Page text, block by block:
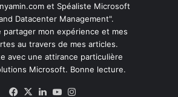
et Spéaliste Microsoft
Datacenter Management".
partager mon expérience et mes
au travers de mes articles.
avec une attirance particulière
Microsoft. Bonne lecture.
Facebook
X LinkedinYouTube